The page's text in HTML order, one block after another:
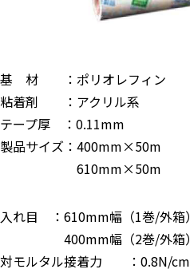
基 材 ：ポリオレフィン
粘着剤 ：アクリル系
テープ厚 ：0.11mm
製品サイズ：400mm×50m
610mm×50m
入れ目 ：610mm幅（1巻/外箱）
400mm幅（2巻/外箱）
対モルタル接着力 ：0.8N/cm